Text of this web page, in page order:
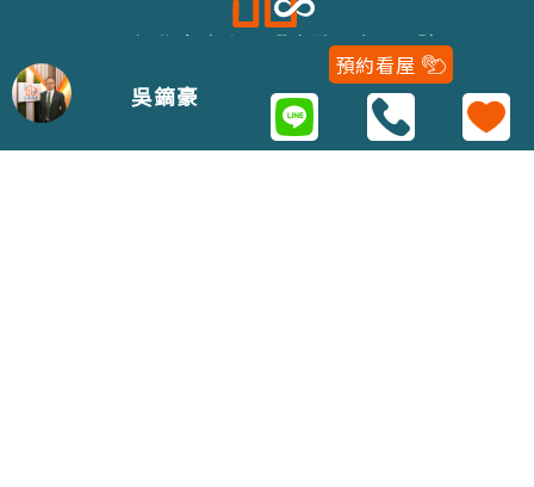
吳鏑豪
預約看屋
243新北市泰山區明志路二段116號
02-22979688
Copyright 2021 © 五泰房屋